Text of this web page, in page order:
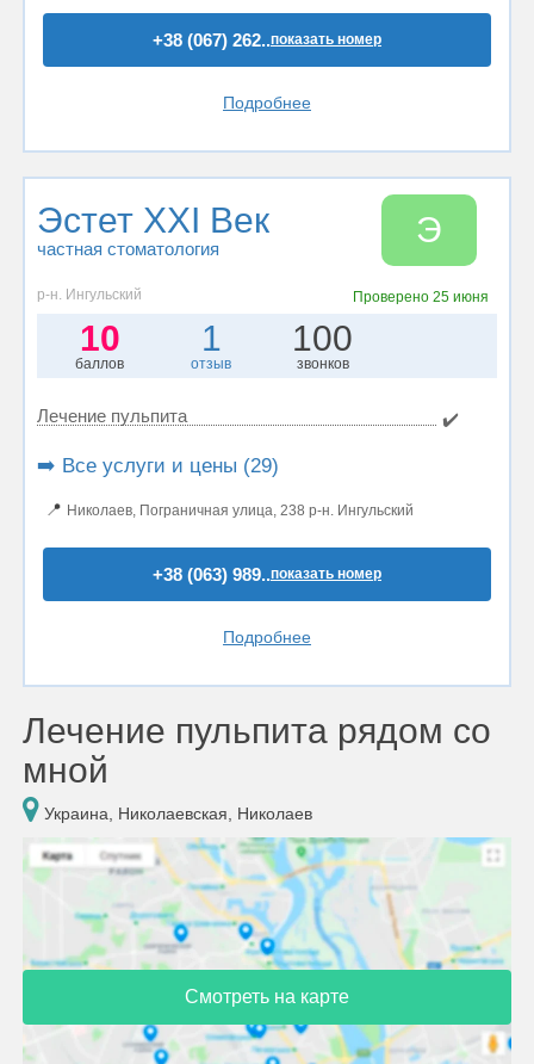
+38 (067) 262..показать номер
Подробнее
Эстет XXI Век
частная стоматология Э
р-н. Ингульский Проверено 25 июня
10
баллов
1
отзыв
100
звонков
Лечение пульпита ✔️
➡️ Все услуги и цены (29)
📍 Николаев, Пограничная улица, 238 р-н. Ингульский
+38 (063) 989..показать номер
Подробнее
Лечение пульпита рядом со
мной
Украина, Николаевская, Николаев
Смотреть на карте